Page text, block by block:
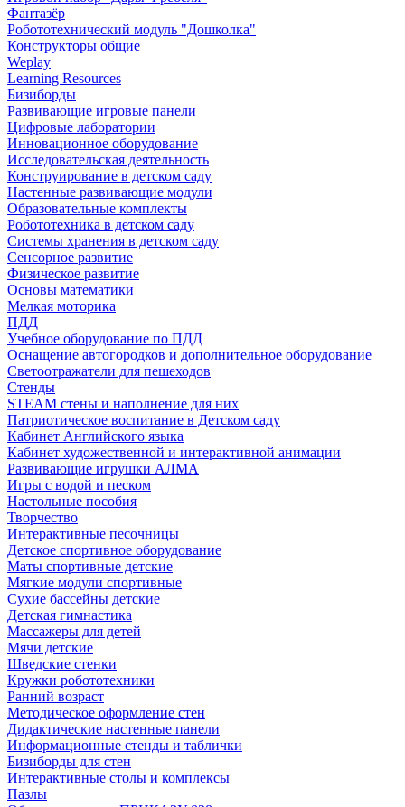
Фантазёр
Робототехнический модуль "Дошколка"
Конструкторы общие
Weplay
Learning Resources
Бизиборды
Развивающие игровые панели
Цифровые лаборатории
Инновационное оборудование
Исследовательская деятельность
Конструирование в детском саду
Настенные развивающие модули
Образовательные комплекты
Робототехника в детском саду
Системы хранения в детском саду
Сенсорное развитие
Физическое развитие
Основы математики
Мелкая моторика
ПДД
Учебное оборудование по ПДД
Оснащение автогородков и дополнительное оборудование
Светоотражатели для пешеходов
Стенды
STEAM стены и наполнение для них
Патриотическое воспитание в Детском саду
Кабинет Английского языка
Кабинет художественной и интерактивной анимации
Развивающие игрушки АЛМА
Игры с водой и песком
Настольные пособия
Творчество
Интерактивные песочницы
Детское спортивное оборудование
Маты спортивные детские
Мягкие модули спортивные
Сухие бассейны детские
Детская гимнастика
Массажеры для детей
Мячи детские
Шведские стенки
Кружки робототехники
Ранний возраст
Методическое оформление стен
Дидактические настенные панели
Информационные стенды и таблички
Бизиборды для стен
Интерактивные столы и комплексы
Пазлы